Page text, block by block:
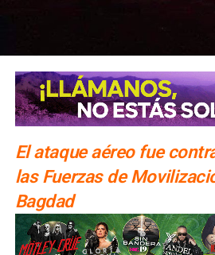
El ataque aéreo fue
las Fuerzas de
Bagdad